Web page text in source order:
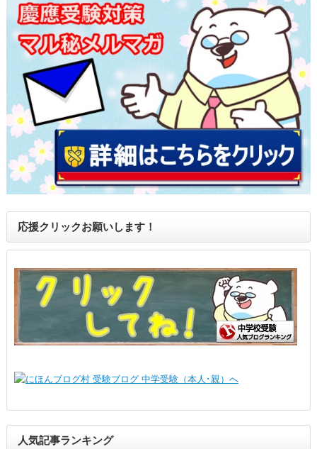
応援クリックお願いします！
人気記事ランキング